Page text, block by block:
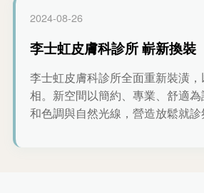
2024-08-26
李士虹皮膚科診所 嶄新換裝
李士虹皮膚科診所全面重新裝潢
相。新空間以簡約、專業、舒適
和色調與自然光線，營造放鬆就診